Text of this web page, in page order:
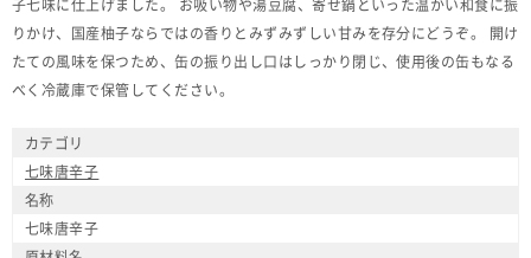
子七味に仕上げました。 お吸い物や湯豆腐、寄せ鍋といった温かい和食に振
りかけ、国産柚子ならではの香りとみずみずしい甘みを存分にどうぞ。 開け
たての風味を保つため、缶の振り出し口はしっかり閉じ、使用後の缶もなる
べく冷蔵庫で保管してください。
カテゴリ
七味唐辛子
名称
七味唐辛子